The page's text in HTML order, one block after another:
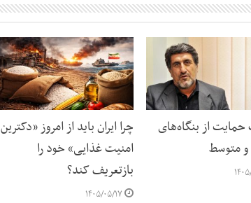
از بنگاه‌های
متوسط
۱۷
چرا ایران باید از امروز «دکترین
امنیت غذایی» خود را
بازتعریف کند؟
۱۴۰۵/۰۵/۱۷